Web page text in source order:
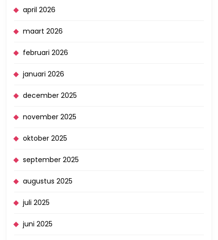
april 2026
maart 2026
februari 2026
januari 2026
december 2025
november 2025
oktober 2025
september 2025
augustus 2025
juli 2025
juni 2025